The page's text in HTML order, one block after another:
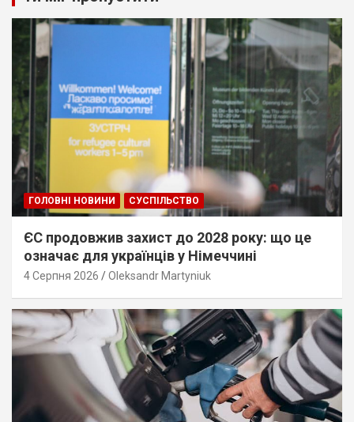
ГОЛОВНІ НОВИНИ СУСПІЛЬСТВО
ЄС продовжив захист до 2028 року: що це
означає для українців у Німеччині
4 Серпня 2026 Oleksandr Martyniuk